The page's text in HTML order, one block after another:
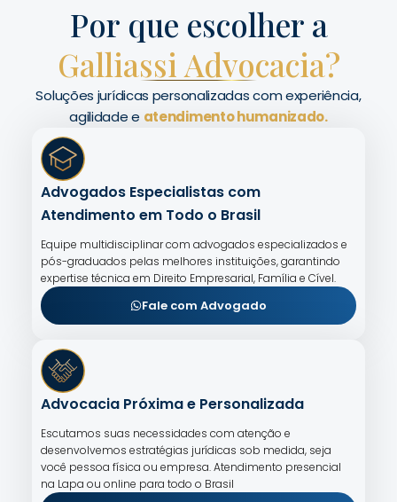
Por que escolher a
Galliassi Advocacia?
Soluções jurídicas personalizadas com experiência,
agilidade e atendimento humanizado.
Advogados Especialistas com
Atendimento em Todo o Brasil
Equipe multidisciplinar com advogados especializados e
pós-graduados pelas melhores instituições, garantindo
expertise técnica em Direito Empresarial, Família e Cível.
Fale com Advogado
Advocacia Próxima e Personalizada
Escutamos suas necessidades com atenção e
desenvolvemos estratégias jurídicas sob medida, seja
você pessoa física ou empresa. Atendimento presencial
na Lapa ou online para todo o Brasil